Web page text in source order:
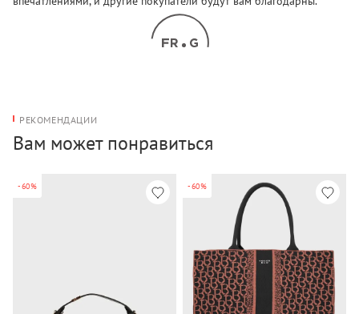
РЕКОМЕНДАЦИИ
Вам может понравиться
-60% -60%